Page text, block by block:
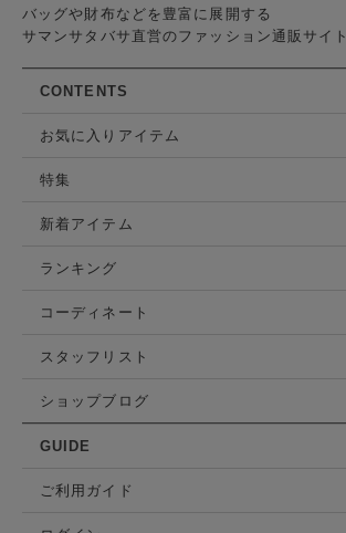
バッグや財布などを豊富に展開する
サマンサタバサ直営のファッション通販サイト
CONTENTS
お気に入りアイテム
特集
新着アイテム
ランキング
コーディネート
スタッフリスト
ショップブログ
GUIDE
ご利用ガイド